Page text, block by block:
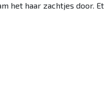
het haar zachtjes door. Et